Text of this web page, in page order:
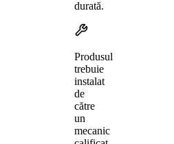
durată.
Produsul
trebuie
instalat
de
către
un
mecanic